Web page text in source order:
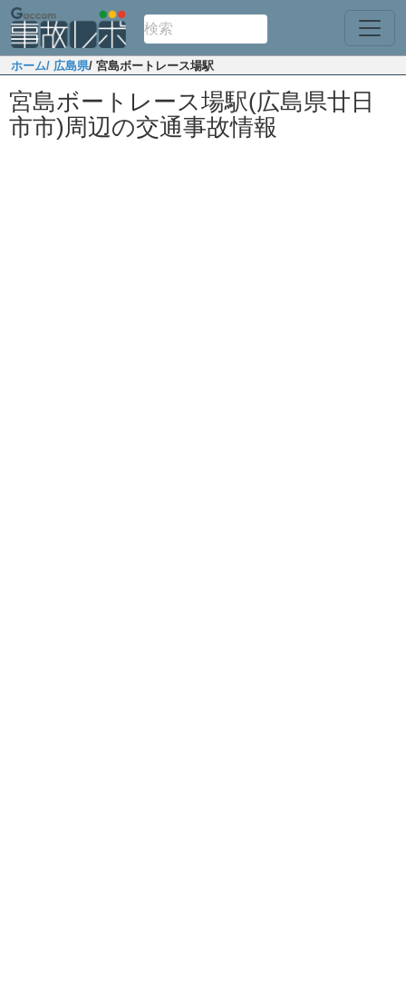
ホーム/ 広島県/ 宮島ボートレース場駅
宮島ボートレース場駅(広島県廿日
市市)周辺の交通事故情報